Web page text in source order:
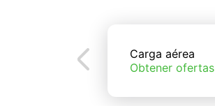
Carga aérea
Obtener ofertas